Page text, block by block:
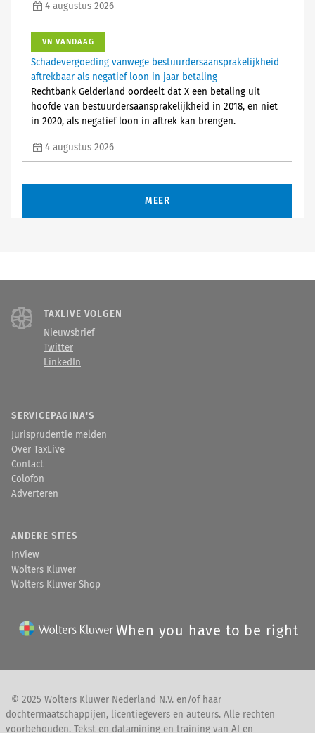
4 augustus 2026
VN VANDAAG
Schadevergoeding vanwege bestuurdersaansprakelijkheid
aftrekbaar als negatief loon in jaar betaling
Rechtbank Gelderland oordeelt dat X een betaling uit
hoofde van bestuurdersaansprakelijkheid in 2018, en niet
in 2020, als negatief loon in aftrek kan brengen.
4 augustus 2026
MEER
TAXLIVE VOLGEN
Nieuwsbrief
Twitter
LinkedIn
SERVICEPAGINA'S
Jurisprudentie melden
Over TaxLive
Contact
Colofon
Adverteren
ANDERE SITES
InView
Wolters Kluwer
Wolters Kluwer Shop
When you have to be right
© 2025 Wolters Kluwer Nederland N.V. en/of haar
dochtermaatschappijen, licentiegevers en auteurs. Alle rechten
voorbehouden. Tekst en datamining en training van AI en